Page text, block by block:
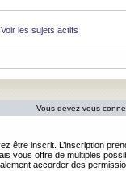
Voir les sujets actifs
Vous devez vous
être inscrit. L’inscription
vous offre de multiples
accorder des